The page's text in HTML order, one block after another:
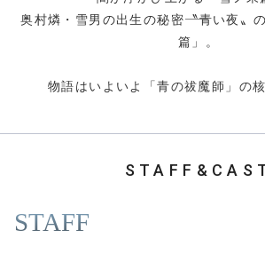
奥村燐・雪男の出生の秘密――〝青い夜〟
篇」。
物語はいよいよ「青の祓魔師」の
STAFF